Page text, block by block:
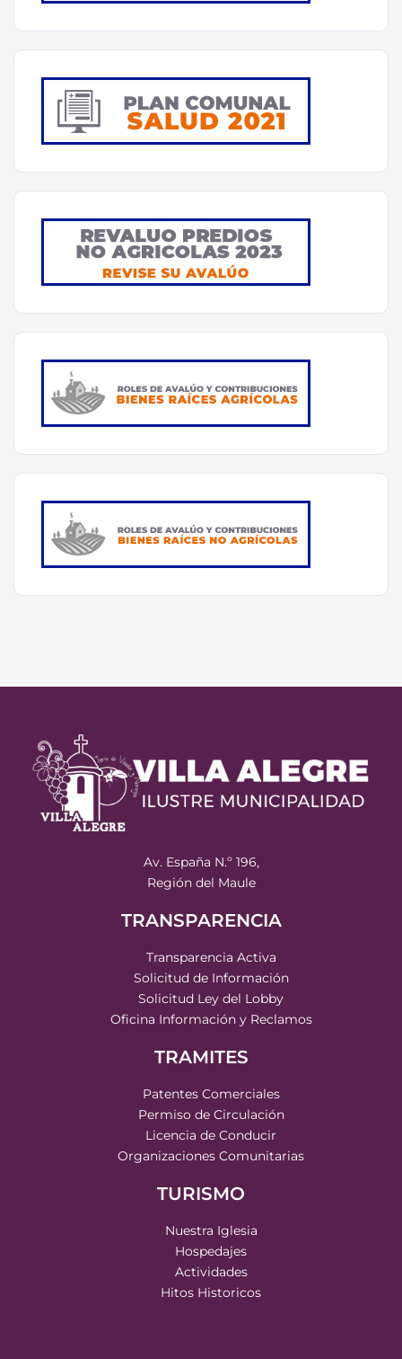
Av. España N.º 196,
Región del Maule
TRANSPARENCIA
Transparencia Activa
Solicitud de Información
Solicitud Ley del Lobby
Oficina Información y Reclamos
TRAMITES
Patentes Comerciales
Permiso de Circulación
Licencia de Conducir
Organizaciones Comunitarias
TURISMO
Nuestra Iglesia
Hospedajes
Actividades
Hitos Historicos